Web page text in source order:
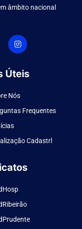
âmbito nacional
I
n
s
t
g
r
m
Úteis
Nós
Frequentes
Cadastrl